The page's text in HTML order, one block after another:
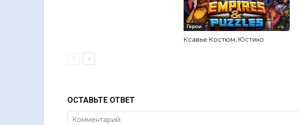
Герои
Ксавье Костюм, Юстико
ОСТАВЬТЕ ОТВЕТ